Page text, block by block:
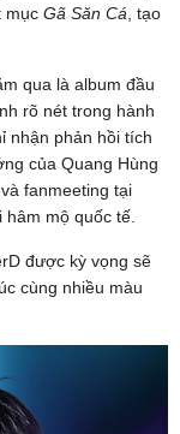
mục Gã Săn Cá , tạo
qua là album đầu
rõ nét trong hành
nhận phản hồi tích
của Quang Hùng
và fanmeeting tại
mộ quốc tế.
được kỳ vọng sẽ
cùng nhiều màu